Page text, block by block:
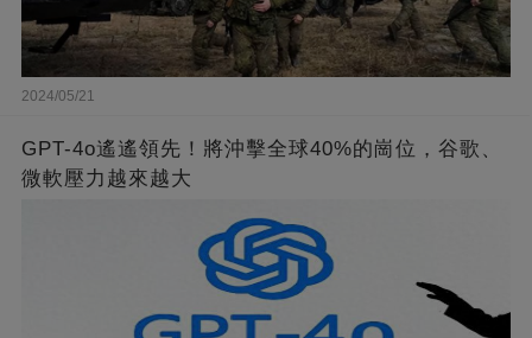
2024/05/21
GPT-4o遙遙領先！將沖擊全球40%的崗位，谷歌、
微軟壓力越來越大